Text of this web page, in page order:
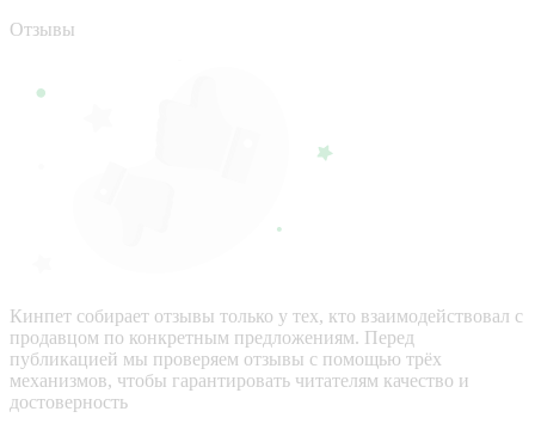
Отзывы
Кинпет собирает отзывы только у тех, кто взаимодействовал с
продавцом по конкретным предложениям. Перед
публикацией мы проверяем отзывы с помощью трёх
механизмов, чтобы гарантировать читателям качество и
достоверность